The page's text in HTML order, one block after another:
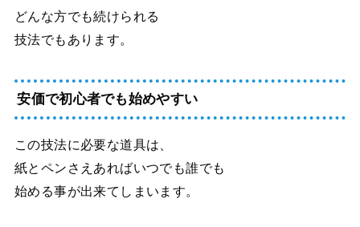
どんな方でも続けられる
技法でもあります。
安価で初心者でも始めやすい
この技法に必要な道具は、
紙とペンさえあればいつでも誰でも
始める事が出来てしまいます。